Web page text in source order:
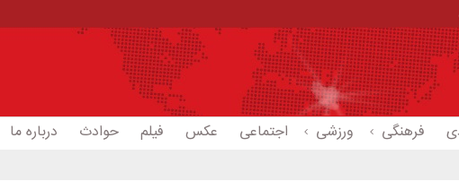
فرهنگی ورزشی اجتماعی عکس فیلم حوادث درباره ما